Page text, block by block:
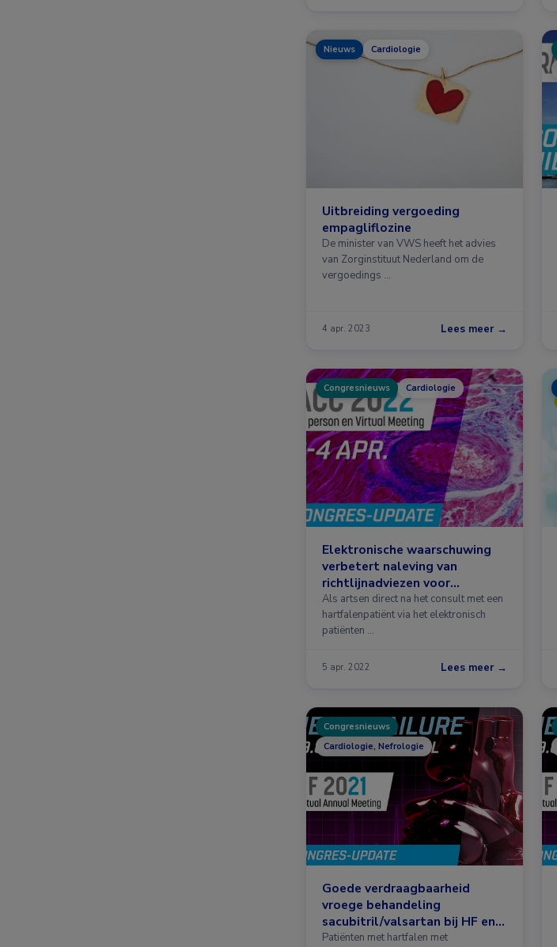
Nieuws Cardiologie
Uitbreiding vergoeding
empagliflozine
De minister van VWS heeft het advies
van Zorginstituut Nederland om de
vergoedings …
4 apr. 2023 Lees meer →
Congresnieuws Cardiologie
Elektronische waarschuwing
verbetert naleving van
richtlijnadviezen voor
hartfalen
Als artsen direct na het consult met een
hartfalenpatiënt via het elektronisch
patiënten …
5 apr. 2022 Lees meer →
Congresnieuws
Cardiologie, Nefrologie
Goede verdraagbaarheid
vroege behandeling
sacubitril/valsartan bij HF en
CKD
Patiënten met hartfalen met